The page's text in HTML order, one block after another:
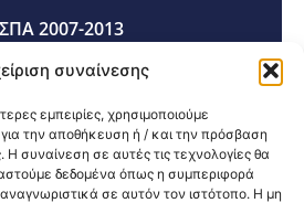
συναίνεσης
εμπειρίες, χρησιμοποιούμε
την αποθήκευση ή / και την πρόσβαση
συναίνεση σε αυτές τις τεχνολογίες θα
δεδομένα όπως η συμπεριφορά
σε αυτόν τον ιστότοπο. Η μη
2007-2013
2021-2027